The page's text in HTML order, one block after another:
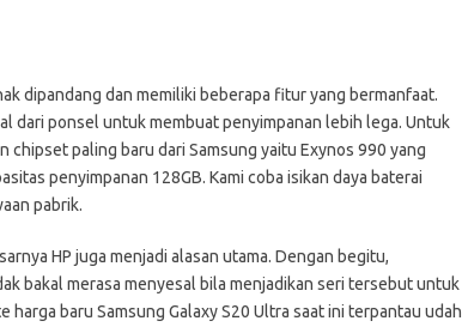
dipandang dan memiliki beberapa fitur yang bermanfaat.
dari ponsel untuk membuat penyimpanan lebih lega. Untuk
chipset paling baru dari Samsung yaitu Exynos 990 yang
penyimpanan 128GB. Kami coba isikan daya baterai
pabrik.
HP juga menjadi alasan utama. Dengan begitu,
bakal merasa menyesal bila menjadikan seri tersebut untuk
harga baru Samsung Galaxy S20 Ultra saat ini terpantau udah